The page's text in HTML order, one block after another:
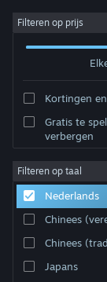
Inloggen
Community
Over
Ondersteuning
Taal wijzigen
Download de
Filteren op prijs
Kortingen
Gratis te
verbergen
Filteren op taal
Nederlands
Chinees
Chinees
Japans
Ontwikkelaar:
Sorteren op
0 resultaten komen
uitgesloten op basis